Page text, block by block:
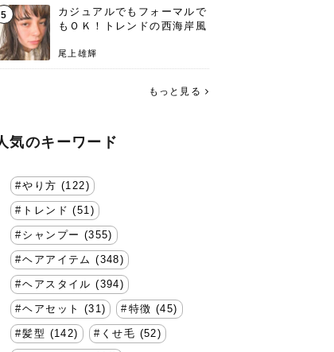
5
カジュアルでもフォーマルで
もＯＫ！トレンドの西海岸風
尾上雄輝
もっと見る
気のキーワード
やり方 (122)
トレンド (51)
シャンプー (355)
ヘアアイテム (348)
ヘアスタイル (394)
ヘアセット (31) 特徴 (45)
髪型 (142) くせ毛 (52)